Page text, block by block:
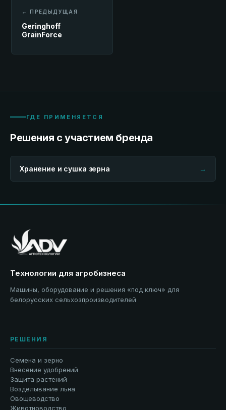
← ПРЕДЫДУЩАЯ
Geringhoff
GrainForce
ГДЕ ПРИМЕНЯЕТСЯ
Решения с участием бренда
Хранение и сушка зерна →
Технологии для агробизнеса
Машины, оборудование и решения «под ключ» для
белорусских сельхозпроизводителей
РЕШЕНИЯ
Семена и зерно
Внесение удобрений
Защита растений
Возделывание льна
Овощеводство
Животноводство